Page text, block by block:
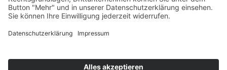
Emil E. Kobi Institut
Platz der Jugend 4
15374 Müncheberg OT Trebnitz
info@archiv-heilpaedagogik.de